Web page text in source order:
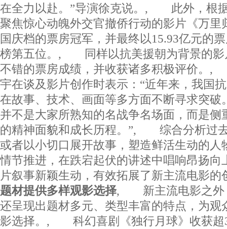
在全力以赴。”导演徐克说。, 此外，根
聚焦惊心动魄外交官撤侨行动的影片《万里
国庆档的票房冠军，并最终以15.93亿元的
榜第五位。, 同样以抗美援朝为背景的影
不错的票房成绩，并收获诸多积极评价
宇在谈及影片创作时表示：“近年来，我国
在故事、技术、画面等多方面不断寻求突破
并不是大家所熟知的名战争名场面，而是侧
的精神面貌和成长历程。”, 综合分析过
或者以小切口展开故事，塑造鲜活生动的人
情节推进，在跌宕起伏的讲述中唱响昂扬向
片叙事新颖生动，有效拓展了新主流电
题材提供多样观影选择, 新主流电影之外
还呈现出题材多元、类型丰富的特点，为观
影选择。, 科幻喜剧《独行月球》收获超